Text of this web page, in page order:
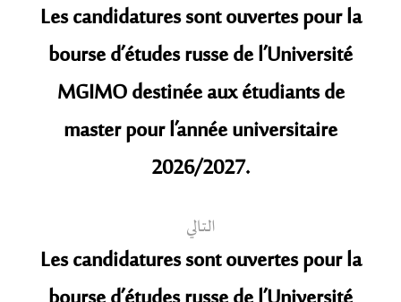
Les candidatures sont ouvertes pour la
bourse d’études russe de l’Université
MGIMO destinée aux étudiants de
master pour l’année universitaire
2026/2027.
التالي
Les candidatures sont ouvertes pour la